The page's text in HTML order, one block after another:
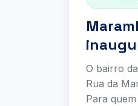
O bairro
Rua da
Para